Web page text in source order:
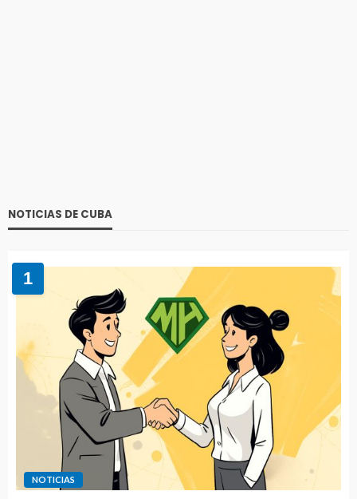
NOTICIAS DE CUBA
1
NOTICIAS